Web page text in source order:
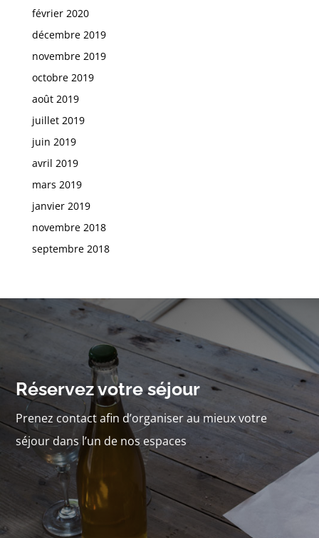
février 2020
décembre 2019
novembre 2019
octobre 2019
août 2019
juillet 2019
juin 2019
avril 2019
mars 2019
janvier 2019
novembre 2018
septembre 2018
Réservez votre séjour
Prenez contact afin d’organiser au mieux votre
séjour dans l’un de nos espaces